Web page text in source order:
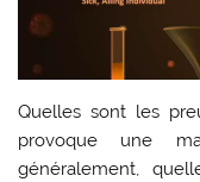
Quelles sont les
provoque une
généralement,